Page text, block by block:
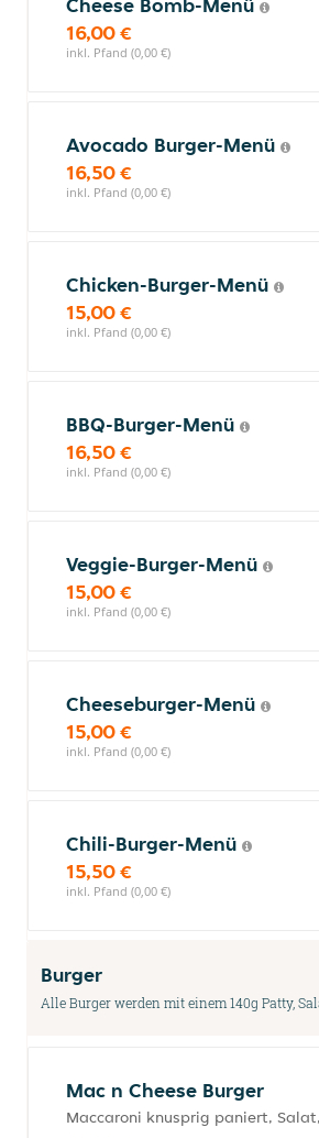
16,00 €
inkl. Pfand (0,00 €)
Avocado Burger-Menü
16,50 €
inkl. Pfand (0,00 €)
Chicken-Burger-Menü
15,00 €
inkl. Pfand (0,00 €)
BBQ-Burger-Menü
16,50 €
inkl. Pfand (0,00 €)
Veggie-Burger-Menü
15,00 €
inkl. Pfand (0,00 €)
Cheeseburger-Menü
15,00 €
inkl. Pfand (0,00 €)
Chili-Burger-Menü
15,50 €
inkl. Pfand (0,00 €)
Burger
Alle Burger werden mit einem 140g Patty,
Mac n Cheese Burger
Maccaroni knusprig paniert,